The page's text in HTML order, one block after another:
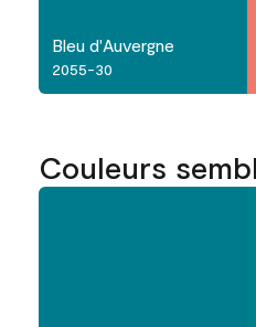
Bleu d'Auvergne
2055-30
Couleurs